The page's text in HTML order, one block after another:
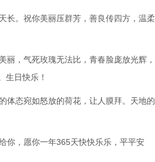
长。祝你美丽压群芳，善良传四方，温柔
，气死玫瑰无法比，青春脸庞放光辉，
生日快乐！
体态宛如怒放的荷花，让人膜拜。天地的
你，愿你一年365天快快乐乐，平平安